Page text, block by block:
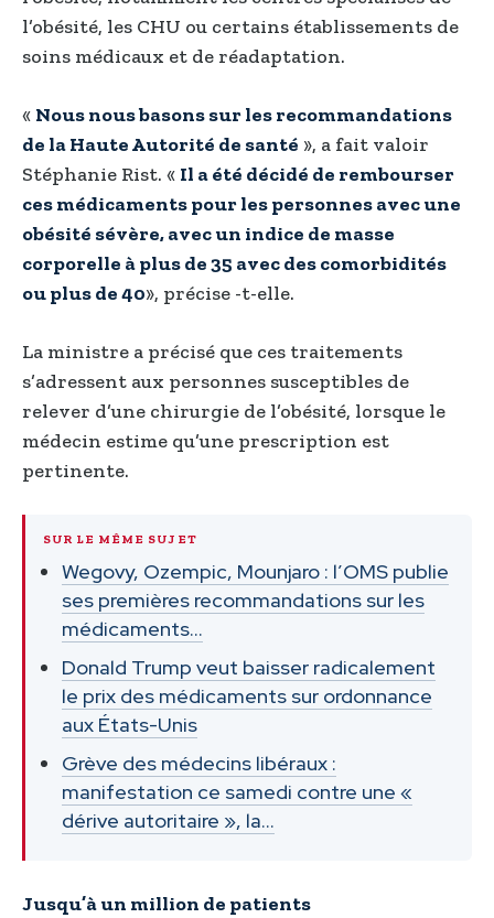
l’obésité, les CHU ou certains établissements de
soins médicaux et de réadaptation.
« Nous nous basons sur les recommandations
de la Haute Autorité de santé », a fait valoir
Stéphanie Rist. « Il a été décidé de rembourser
ces médicaments pour les personnes avec une
obésité sévère, avec un indice de masse
corporelle à plus de 35 avec des comorbidités
ou plus de 40», précise -t-elle.
La ministre a précisé que ces traitements
s’adressent aux personnes susceptibles de
relever d’une chirurgie de l’obésité, lorsque le
médecin estime qu’une prescription est
pertinente.
SUR LE MÊME SUJET
Wegovy, Ozempic, Mounjaro : l’OMS publie
ses premières recommandations sur les
médicaments…
Donald Trump veut baisser radicalement
le prix des médicaments sur ordonnance
aux États-Unis
Grève des médecins libéraux :
manifestation ce samedi contre une «
dérive autoritaire », la…
Jusqu’à un million de patients